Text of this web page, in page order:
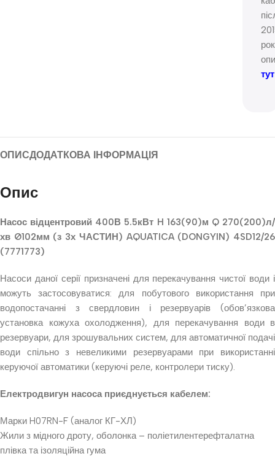
тут
ОПИСДОДАТКОВА ІНФОРМАЦІЯ
Опис
Насос відцентровий 400В 5.5кВт H 163(90)м Q 270(200)л/
хв Ø102мм (з 3х ЧАСТИН) AQUATICA (DONGYIN) 4SD12/26
(7771773)
Насоси даної серії призначені для перекачування чистої води і
можуть застосовуватися: для побутового використання при
водопостачанні з свердловин і резервуарів (обов’язкова
установка кожуха охолодження), для перекачування води в
резервуари, для зрошувальних систем, для автоматичної подачі
води спільно з невеликими резервуарами при використанні
керуючої автоматики (керуючі реле, контролери тиску).
Електродвигун насоса приєднується кабелем:
Марки H07RN-F (аналог КГ-ХЛ)
Жили з мідного дроту, оболонка – поліетилентерефталатна
плівка та ізоляційна гума